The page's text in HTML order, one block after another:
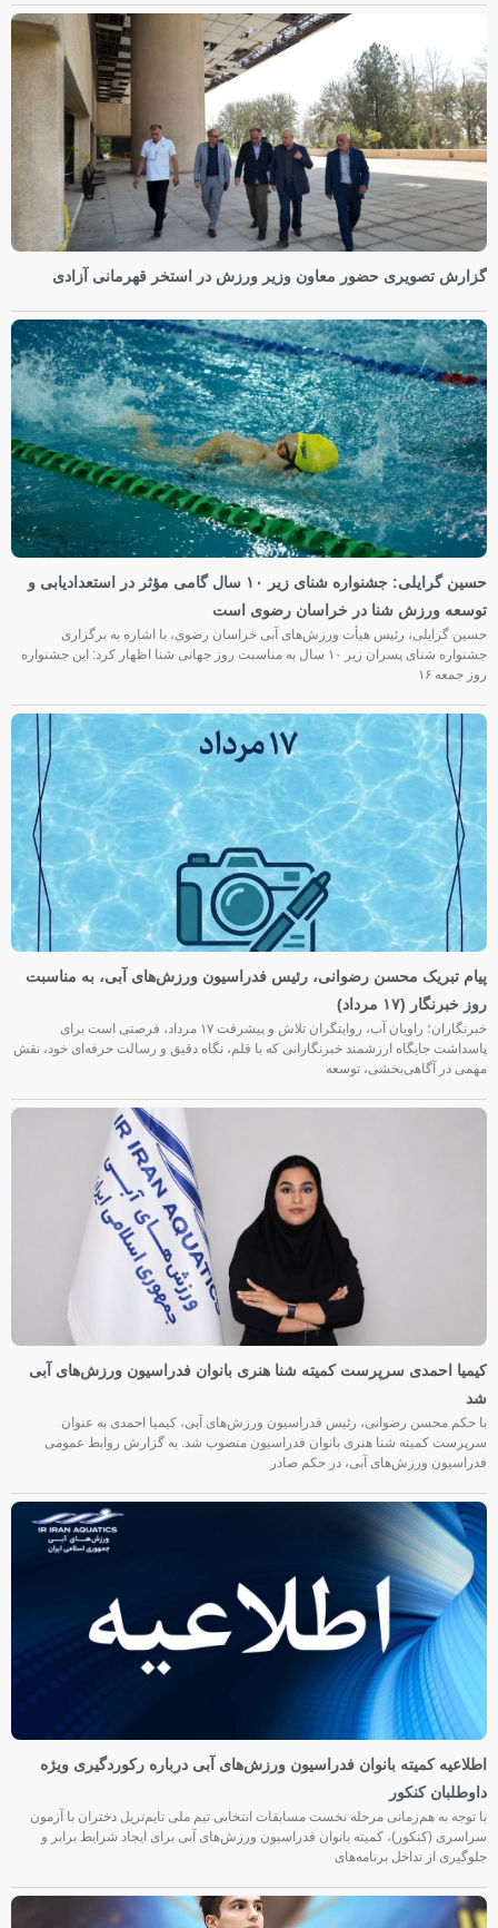
گزارش تصویری حضور معاون وزیر ورزش در استخر قهرمانی آزادی
حسین گرایلی: جشنواره شنای زیر ۱۰ سال گامی مؤثر در استعدادیابی و
توسعه ورزش شنا در خراسان رضوی است
حسین گرایلی، رئیس هیأت ورزش‌های آبی خراسان رضوی، با اشاره به برگزاری
جشنواره شنای پسران زیر ۱۰ سال به مناسبت روز جهانی شنا اظهار کرد: این جشنواره
روز جمعه‌ ۱۶
پیام تبریک محسن رضوانی، رئیس فدراسیون ورزش‌های آبی، به مناسبت
روز خبرنگار (۱۷ مرداد)
خبرنگاران؛ راویان آب، روایتگران تلاش و پیشرفت ۱۷ مرداد، فرصتی است برای
پاسداشت جایگاه ارزشمند خبرنگارانی که با قلم، نگاه دقیق و رسالت حرفه‌ای خود، نقش
مهمی در آگاهی‌بخشی، توسعه
کیمیا احمدی سرپرست کمیته شنا هنری بانوان فدراسیون ورزش‌های آبی
شد
با حکم محسن رضوانی، رئیس فدراسیون ورزش‌های آبی، کیمیا احمدی به عنوان
سرپرست کمیته شنا هنری بانوان فدراسیون منصوب شد. به گزارش روابط عمومی
فدراسیون ورزش‌های آبی، در حکم صادر
اطلاعیه کمیته بانوان فدراسیون ورزش‌های آبی درباره رکوردگیری ویژه
داوطلبان کنکور
با توجه به هم‌زمانی مرحله نخست مسابقات انتخابی تیم ملی تایم‌تریل دختران با آزمون
سراسری (کنکور)، کمیته بانوان فدراسیون ورزش‌های آبی برای ایجاد شرایط برابر و
جلوگیری از تداخل برنامه‌های